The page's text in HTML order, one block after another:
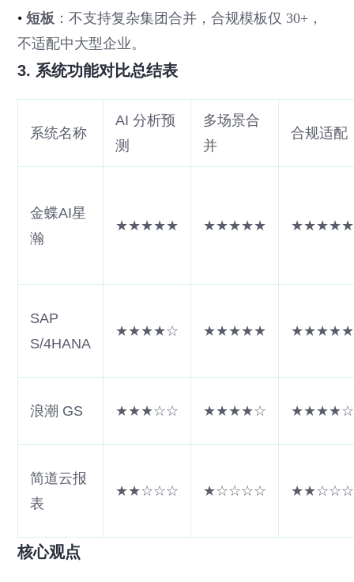
•短板 ：不支持复杂集团合并，合规模板仅 30+，
不适配中大型企业。
3. 系统功能对比总结表
系统名称
AI 分析预
测
多场景合
并
合规适配
金蝶AI星
瀚
★★★★★ ★★★★★ ★★★★★
SAP
S/4HANA
★★★★☆ ★★★★★ ★★★★★
浪潮 GS ★★★☆☆ ★★★★☆ ★★★★☆
简道云报
表
★★☆☆☆ ★☆☆☆☆ ★★☆☆☆
核心观点